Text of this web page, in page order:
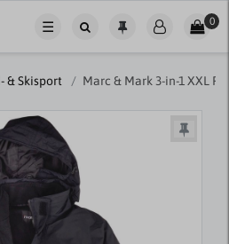
☰ 0
& Skisport Marc & Mark 3-in-1 XXL